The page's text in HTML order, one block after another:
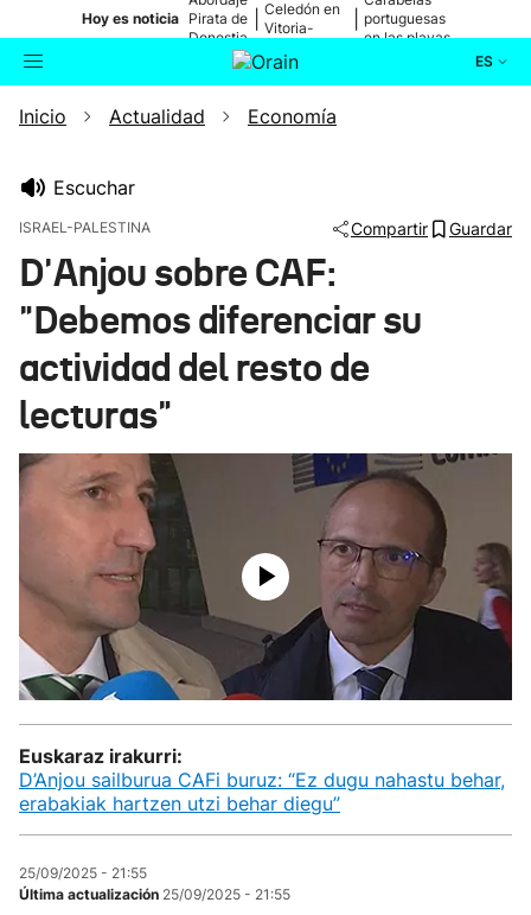
Hoy es noticia Pirata de
Donostia
Celedón en
Vitoria-
portuguesas
en las playas
ES
Buscador Actualidad
Ikusmiran
Eguraldia
Inicio Actualidad Economía
Escuchar
ISRAEL-PALESTINA Compartir Guardar
D'Anjou sobre CAF:
"Debemos diferenciar su
actividad del resto de
lecturas"
Euskaraz irakurri:
D’Anjou sailburua CAFi buruz: “Ez dugu nahastu behar,
erabakiak hartzen utzi behar diegu”
25/09/2025 - 21:55
Última actualización 25/09/2025 - 21:55